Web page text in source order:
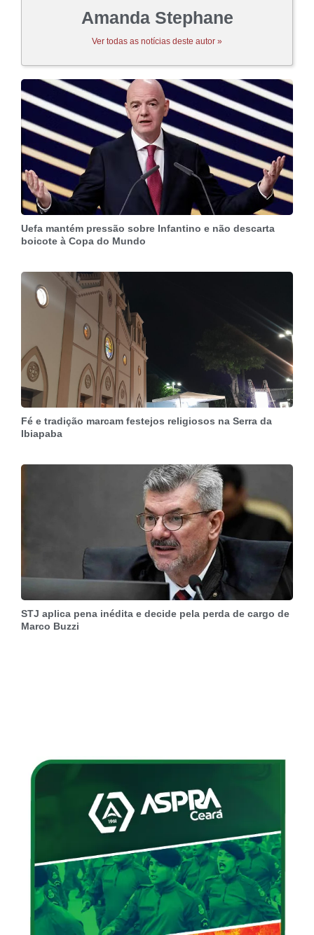
Amanda Stephane
Ver todas as notícias deste autor »
Uefa mantém pressão sobre Infantino e não descarta
boicote à Copa do Mundo
Fé e tradição marcam festejos religiosos na Serra da
Ibiapaba
STJ aplica pena inédita e decide pela perda de cargo de
Marco Buzzi